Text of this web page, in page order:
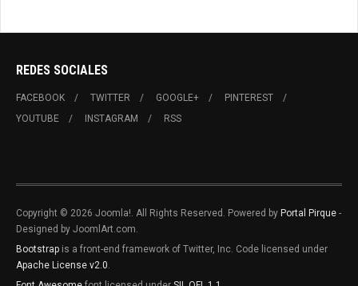
REDES SOCIALES
FACEBOOK TWITTER GOOGLE+
PINTEREST
YOUTUBE
INSTAGRAM RSS
Copyright © 2026 Joomla!. All Rights Reserved. Powered by Portal Pirque -
Designed by JoomlArt.com.
Bootstrap is a front-end framework of Twitter, Inc. Code licensed under
Apache License v2.0.